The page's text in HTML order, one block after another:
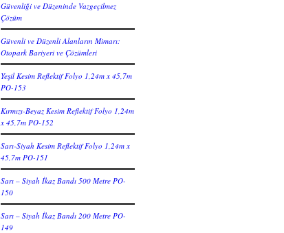
Güvenliği ve Düzeninde Vazgeçilmez
Çözüm
Güvenli ve Düzenli Alanların Mimarı:
Otopark Bariyeri ve Çözümleri
Yeşil Kesim Reflektif Folyo 1,24m x 45,7m
PO-153
Kırmızı-Beyaz Kesim Reflektif Folyo 1,24m
x 45,7m PO-152
Sarı-Siyah Kesim Reflektif Folyo 1,24m x
45,7m PO-151
Sarı – Siyah İkaz Bandı 500 Metre PO-
150
Sarı – Siyah İkaz Bandı 200 Metre PO-
149